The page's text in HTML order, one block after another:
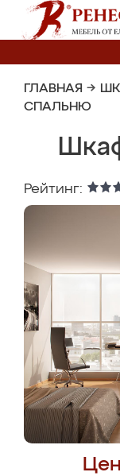
ГЛАВНАЯ →
СПАЛЬНЮ
Рейтинг: